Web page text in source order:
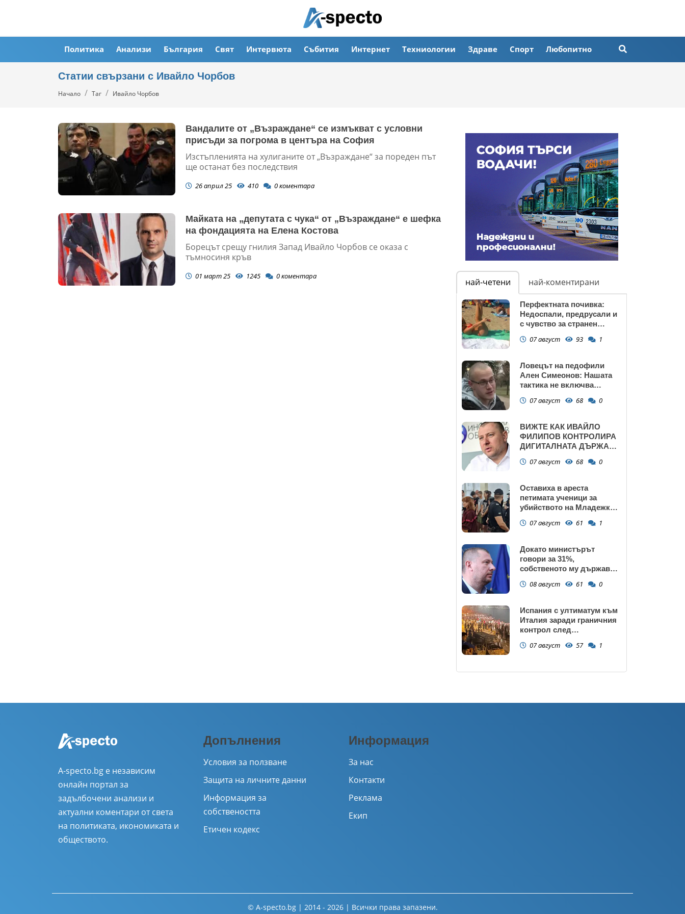
Политика Анализи България Свят Интервюта Събития Интернет Техниологии Здраве Спорт Любопитно
Статии свързани с Ивайло Чорбов
Начало Таг Ивайло Чорбов
Вандалите от „Възраждане“ се измъкват с условни
присъди за погрома в центъра на София
Изстъпленията на хулиганите от „Възраждане“ за пореден път
ще останат без последствия
26 април 25 410 0коментара
Майката на „депутата с чука“ от „Възраждане“ е шефка
на фондацията на Елена Костова
Борецът срещу гнилия Запад Ивайло Чорбов се оказа с
тъмносиня кръв
01 март 25 1245 0коментара
най-четени най-коментирани
Перфектната почивка:
Недоспали, предрусали и
с чувство за странен
07 август 93 1
Ловецът на педофили
Ален Симеонов: Нашата
тактика не включва
07 август 68 0
ВИЖТЕ КАК ИВАЙЛО
ФИЛИПОВ КОНТРОЛИРА
ДИГИТАЛНАТА ДЪРЖАВА
ПРАВИТЕЛСТВОТО?
07 август 68 0
Оставиха в ареста
петимата ученици за
убийството на Младежкия
час, гаврили се с него и го
07 август 61 1
Докато министърът
говори за 31%,
собственото му държавно
крадецът вика дръжте
08 август 61 0
Испания с ултиматум към
Италия заради граничния
контрол след
07 август 57 1
A-specto.bg е независим
онлайн портал за
задълбочени анализи и
актуални коментари от света
на политиката, икономиката и
обществото.
Допълнения
Условия за ползване
Защита на личните данни
Информация за
собствеността
Етичен кодекс
Информация
За нас
Контакти
Реклама
Екип
© A-specto.bg | 2014 - 2026 | Всички права запазени.